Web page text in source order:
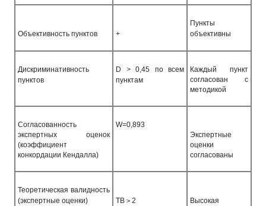
Объективность пунктов +
Пункты
объективны
Дискриминативность
пунктов
D >0,45 по всем
пунктам
Каждый пункт
согласован с
методикой
Согласованность
экспертных оценок
(коэффициент
конкордации Кендалла)
W=0,893
Экспертные
оценки
согласованы
Теоретическая валидность
(экспертные оценки)
ТВ > 2 Высокая